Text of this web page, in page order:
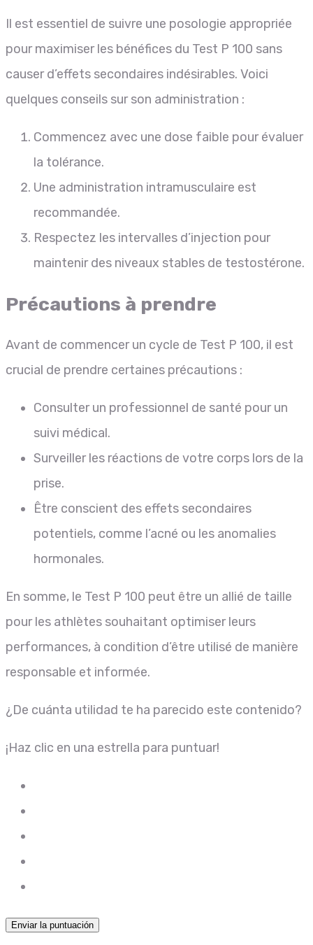
Il est essentiel de suivre une posologie appropriée
pour maximiser les bénéfices du Test P 100 sans
causer d’effets secondaires indésirables. Voici
quelques conseils sur son administration :
Commencez avec une dose faible pour évaluer
la tolérance.
Une administration intramusculaire est
recommandée.
Respectez les intervalles d’injection pour
maintenir des niveaux stables de testostérone.
Précautions à prendre
Avant de commencer un cycle de Test P 100, il est
crucial de prendre certaines précautions :
Consulter un professionnel de santé pour un
suivi médical.
Surveiller les réactions de votre corps lors de la
prise.
Être conscient des effets secondaires
potentiels, comme l’acné ou les anomalies
hormonales.
En somme, le Test P 100 peut être un allié de taille
pour les athlètes souhaitant optimiser leurs
performances, à condition d’être utilisé de manière
responsable et informée.
¿De cuánta utilidad te ha parecido este contenido?
¡Haz clic en una estrella para puntuar!
Enviar la puntuación